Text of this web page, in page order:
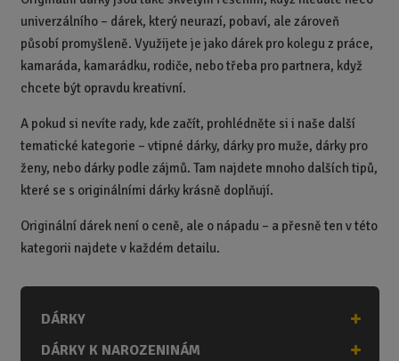
univerzálního – dárek, který neurazí, pobaví, ale zároveň
působí promyšleně. Využijete je jako dárek pro kolegu z práce,
kamaráda, kamarádku, rodiče, nebo třeba pro partnera, když
chcete být opravdu kreativní.
A pokud si nevíte rady, kde začít, prohlédněte si i naše další
tematické kategorie – vtipné dárky, dárky pro muže, dárky pro
ženy, nebo dárky podle zájmů. Tam najdete mnoho dalších tipů,
které se s originálními dárky krásně doplňují.
Originální dárek není o ceně, ale o nápadu – a přesně ten v této
kategorii najdete v každém detailu.
DÁRKY
DÁRKY K NAROZENINÁM